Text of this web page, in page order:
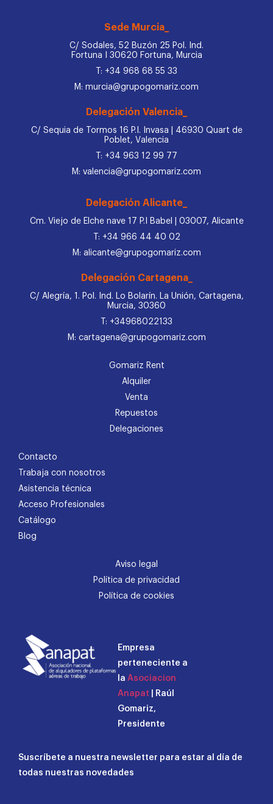
Sede Murcia_
C/ Sodales, 52 Buzón 25 Pol. Ind.
Fortuna I 30620 Fortuna, Murcia
T: +34 968 68 55 33
M: murcia@grupogomariz.com
Delegación Valencia_
C/ Sequia de Tormos 16 P.I. Invasa | 46930 Quart de
Poblet, Valencia
T: +34 963 12 99 77
M: valencia@grupogomariz.com
Delegación Alicante_
Cm. Viejo de Elche nave 17 P.I Babel | 03007, Alicante
T: +34 966 44 40 02
M: alicante@grupogomariz.com
Delegación Cartagena_
C/ Alegría, 1. Pol. Ind. Lo Bolarín. La Unión, Cartagena,
Murcia, 30360
T: +34968022133
M: cartagena@grupogomariz.com
Gomariz Rent
Alquiler
Venta
Repuestos
Delegaciones
Contacto
Trabaja con nosotros
Asistencia técnica
Acceso Profesionales
Catálogo
Blog
Aviso legal
Política de privacidad
Política de cookies
Empresa
perteneciente a
la Asociacion
Anapat | Raúl
Gomariz,
Presidente
Suscríbete a nuestra newsletter para estar al día de
todas nuestras novedades